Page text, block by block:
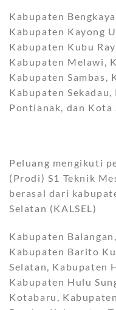
Kabupaten
Kabupaten Kayong
Kabupaten Kubu
Kabupaten Melawi,
Kabupaten Sambas,
Kabupaten
Pontianak, dan Kota
Peluang mengikuti
(Prodi) S1 Teknik
berasal dari
Selatan (KALSEL)
Kabupaten
Kabupaten Barito
Selatan, Kabupaten
Kabupaten Hulu
Kotabaru,